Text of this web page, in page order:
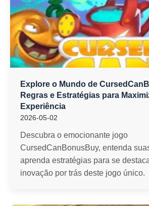
Explore o Mundo de
Regras e Estratégias para
Experiência
2026-05-02
Descubra o emocionante jogo
CursedCanBonusBuy, entenda
aprenda estratégias para se
inovação por trás deste jogo único.